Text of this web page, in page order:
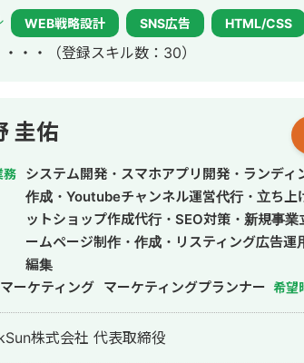
動。現在はWebコンサルティング会社を創
WEB戦略設計 SNS広告 HTML/CSS
・・・ （登録スキル数：30）
圭佑
務
システム開発・スマホアプリ開発・ランディ
作成・Youtubeチャンネル運営代行・立ち上
ットショップ作成代行・SEO対策・新規事
ームページ制作・作成・リスティング広告運
編集
マーケティング マーケティングプランナー 希望
株式会社 代表取締役